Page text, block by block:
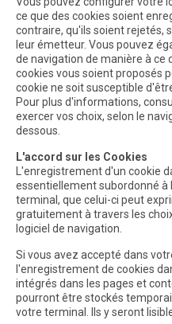
ce que des cookies soient
contraire, qu'ils soient rejetés,
leur émetteur. Vous pouvez
de navigation de manière à ce
cookies vous soient proposés
cookie ne soit susceptible
Pour plus d'informations,
exercer vos choix, selon le
dessous.
L'accord sur les Cookies
L'enregistrement d'un cookie
essentiellement subordonné à
terminal, que celui-ci peut
gratuitement à travers les
logiciel de navigation.
Si vous avez accepté dans
l'enregistrement de cookies
intégrés dans les pages et
pourront être stockés
votre terminal. Ils y seront